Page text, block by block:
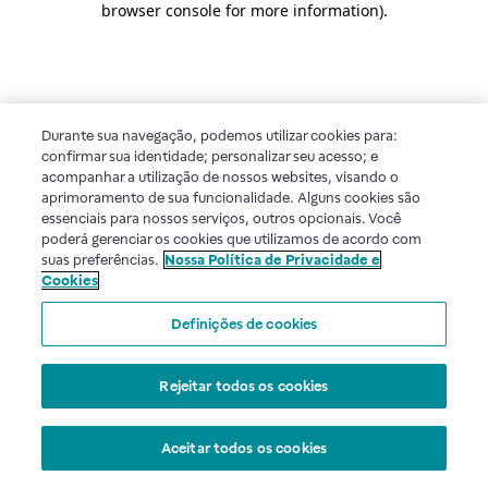
browser console for more information).
Durante sua navegação, podemos utilizar cookies para:
confirmar sua identidade; personalizar seu acesso; e
acompanhar a utilização de nossos websites, visando o
aprimoramento de sua funcionalidade. Alguns cookies são
essenciais para nossos serviços, outros opcionais. Você
poderá gerenciar os cookies que utilizamos de acordo com
suas preferências. Nossa Política de Privacidade e
Cookies
Definições de cookies
Rejeitar todos os cookies
Aceitar todos os cookies